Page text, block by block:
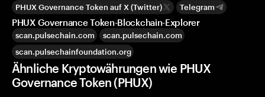
PHUX Governance Token auf X (Twitter) Telegram
PHUX Governance Token-Blockchain-Explorer
scan.pulsechain.com
scan.pulsechain.com
scan.pulsechainfoundation.org
Ähnliche Kryptowährungen wie PHUX
Governance Token (PHUX)